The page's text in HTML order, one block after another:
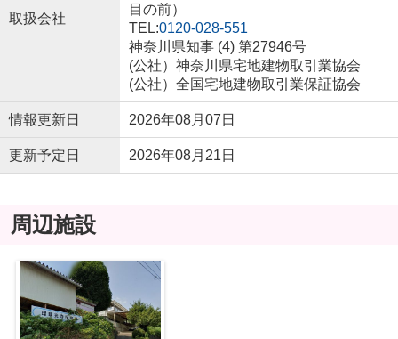
取扱会社
目の前）
TEL:0120-028-551
神奈川県知事 (4) 第27946号
(公社）神奈川県宅地建物取引業協会
(公社）全国宅地建物取引業保証協会
情報更新日 2026年08月07日
更新予定日 2026年08月21日
周辺施設